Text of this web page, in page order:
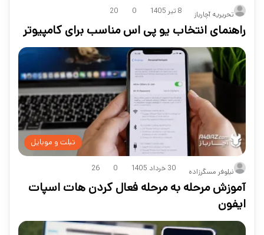
تحریریه آچارباز 8 تیر 1405 0
20
راهنمای انتخاب یو پی اس مناسب برای کامپیوتر
تبلت و موبایل
نیلوفر مسگرزاده 30 خرداد 1405 0
26
آموزش مرحله به مرحله فعال کردن هات اسپات
ایفون